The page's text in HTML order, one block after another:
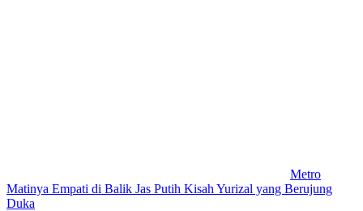
Metro
Matinya Empati di Balik Jas Putih Kisah Yurizal yang Berujung
Duka